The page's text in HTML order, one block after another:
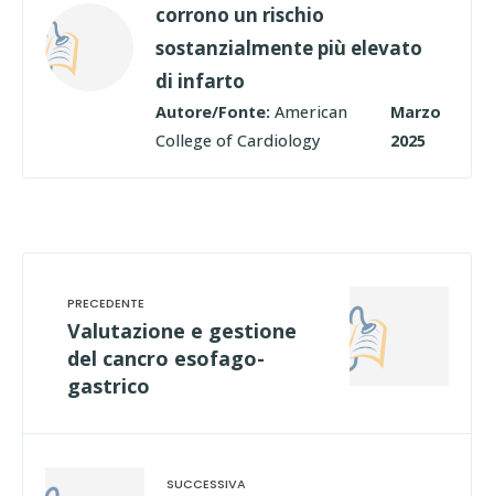
corrono un rischio
sostanzialmente più elevato
di infarto
Autore/Fonte: American
College of Cardiology
Marzo
2025
Valutazione e gestione
del cancro esofago-
gastrico